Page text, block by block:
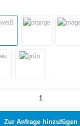
Zur Anfrage hinzufügen